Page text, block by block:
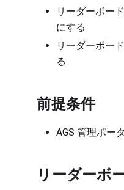
リーダーボー
にする
リーダーボー
る
前提条件
AGS 管理ポー
リーダーボ